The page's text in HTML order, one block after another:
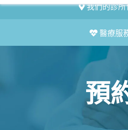
我們的診所
醫療服
預